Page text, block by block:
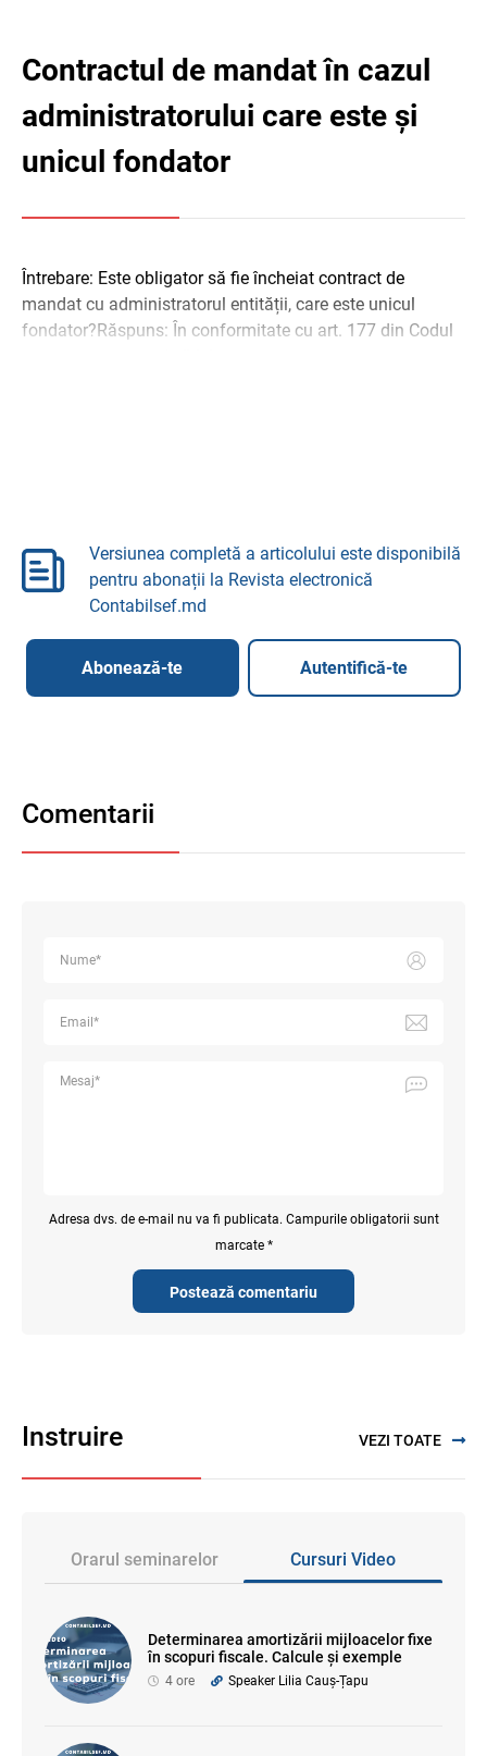
Contractul de mandat în cazul
administratorului care este și
unicul fondator
Întrebare: Este obligator să fie încheiat contract de
mandat cu administratorul entității, care este unicul
fondator?Răspuns: În conformitate cu art. 177 din Codul
Versiunea completă a articolului este disponibilă
pentru abonații la Revista electronică
Contabilsef.md
Abonează-te Autentifică-te
Comentarii
Postează comentariu
Adresa dvs. de e-mail nu va fi publicata. Campurile obligatorii sunt
marcate *
Instruire VEZI TOATE
Orarul seminarelor Cursuri Video
Determinarea amortizării mijloacelor fixe
în scopuri fiscale. Calcule și exemple
4 ore Speaker Lilia Cauș-Țapu